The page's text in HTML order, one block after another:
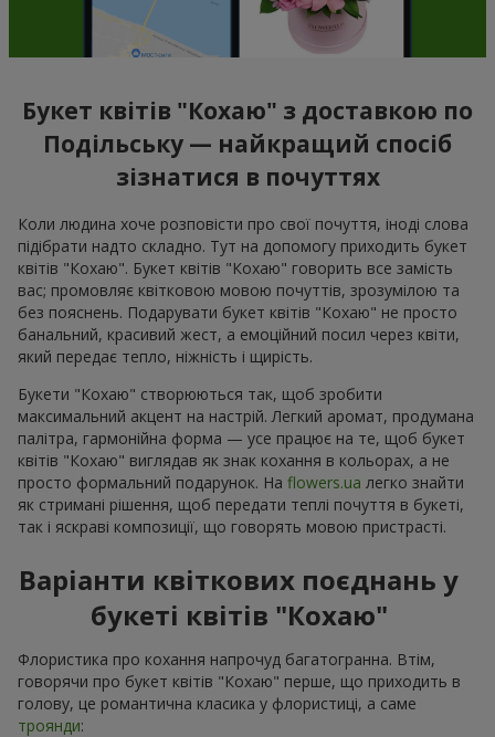
Букет квітів "Кохаю" з доставкою по
Подільську — найкращий спосіб
зізнатися в почуттях
Коли людина хоче розповісти про свої почуття, іноді слова
підібрати надто складно. Тут на допомогу приходить букет
квітів "Кохаю". Букет квітів "Кохаю" говорить все замість
вас; промовляє квітковою мовою почуттів, зрозумілою та
без пояснень. Подарувати букет квітів "Кохаю" не просто
банальний, красивий жест, а емоційний посил через квіти,
який передає тепло, ніжність і щирість.
Букети "Кохаю" створюються так, щоб зробити
максимальний акцент на настрій. Легкий аромат, продумана
палітра, гармонійна форма — усе працює на те, щоб букет
квітів "Кохаю" виглядав як знак кохання в кольорах, а не
просто формальний подарунок. На flowers.ua легко знайти
як стримані рішення, щоб передати теплі почуття в букеті,
так і яскраві композиції, що говорять мовою пристрасті.
Варіанти квіткових поєднань у
букеті квітів "Кохаю"
Флористика про кохання напрочуд багатогранна. Втім,
говорячи про букет квітів "Кохаю" перше, що приходить в
голову, це романтична класика у флористиці, а саме
троянди: